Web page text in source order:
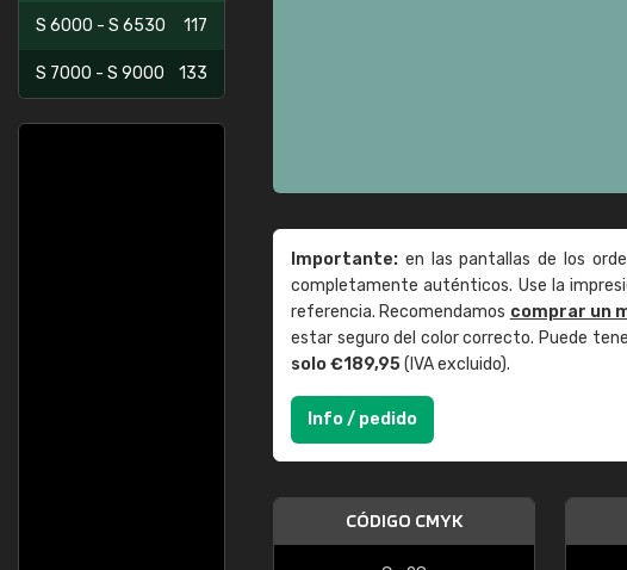
S 6000 - S 6530 117
S 7000 - S 9000 133
Importante: en las pantallas de los
completamente auténticos. Use la
referencia. Recomendamos comprar un
estar seguro del color correcto. Puede
solo €189,95(IVA excluido).
Info / pedido
CÓDIGO CMYK